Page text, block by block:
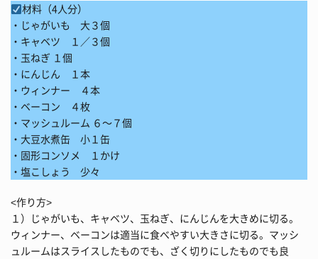
材料（4人分）
・じゃがいも 大３個
・キャベツ １／３個
・玉ねぎ １個
・にんじん １本
・ウィンナー ４本
・ベーコン ４枚
・マッシュルーム ６～７個
・大豆水煮缶 小１缶
・固形コンソメ １かけ
・塩こしょう 少々
<作り方>
１）じゃがいも、キャベツ、玉ねぎ、にんじんを大きめに切る。
ウィンナー、ベーコンは適当に食べやすい大きさに切る。マッシ
ュルームはスライスしたものでも、ざく切りにしたものでも良